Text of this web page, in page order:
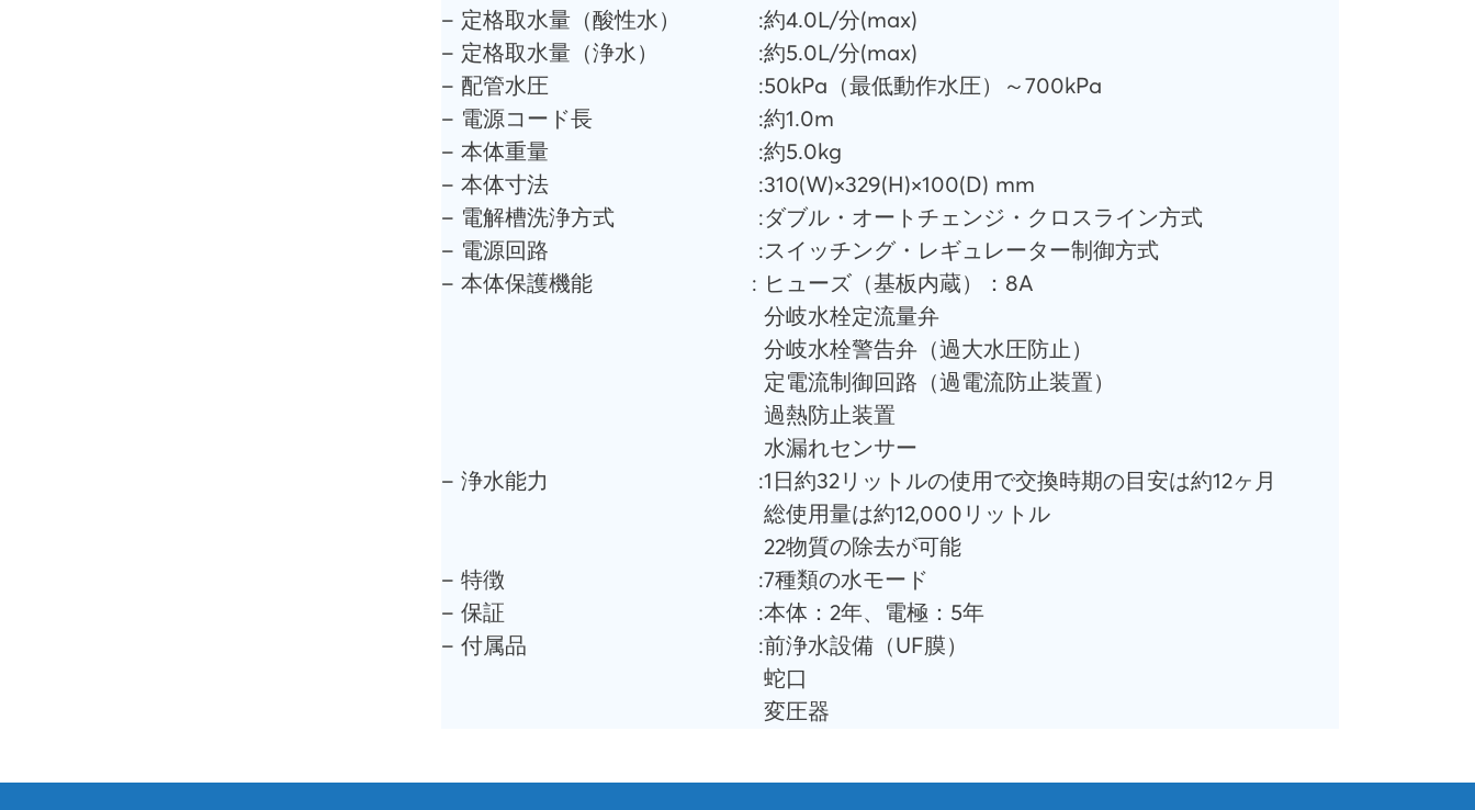
– 定格取水量（酸性水）
:約4.0L/分(max)
– 定格取水量（浄水）
:約5.0L/分(max)
– 配管水圧
:50kPa（最低動作水圧）～700kPa
– 電源コード長
:約1.0m
– 本体重量
:約5.0kg
– 本体寸法
:310(W)×329(H)×100(D) mm
– 電解槽洗浄方式
:ダブル・オートチェンジ・クロスライン方式
– 電源回路
: スイッチング・レギュレーター制御方式
– 本体保護機能
: ヒューズ（基板内蔵）：8A
分岐水栓定流量弁
分岐水栓警告弁（過大水圧防止）
定電流制御回路（過電流防止装置）
過熱防止装置
水漏れセンサー
– 浄水能力
:1日約32リットルの使用で交換時期の目安は約12ヶ月
総使用量は約12,000リットル
22物質の除去が可能
– 特徴
:7種類の水モード
– 保証
:本体：2年、電極：5年
– 付属品
:前浄水設備（UF膜）
蛇口
変圧器